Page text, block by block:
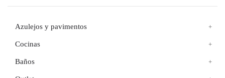
Azulejos y pavimentos
Cocinas
Baños